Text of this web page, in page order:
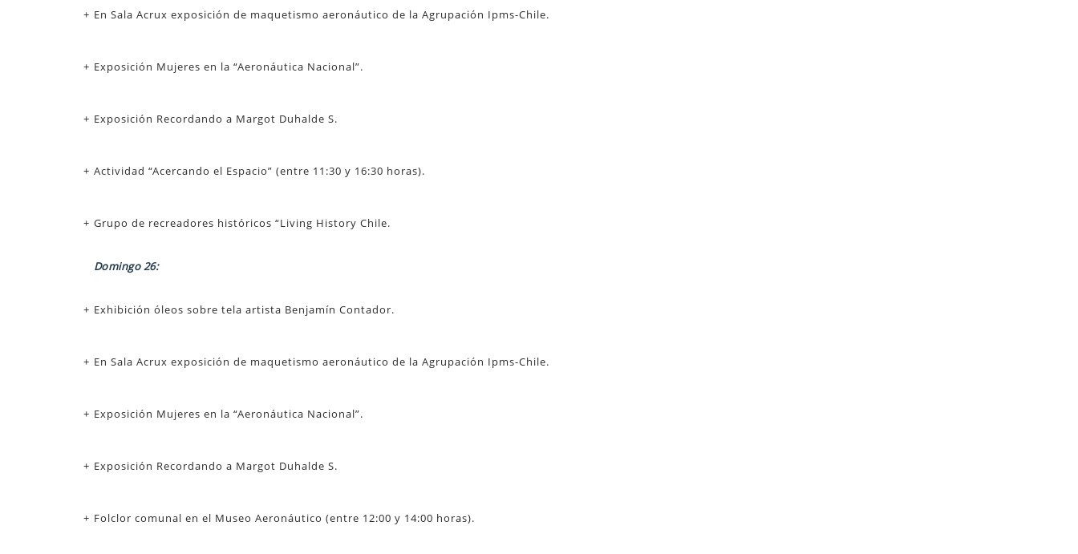
En Sala Acrux exposición de maquetismo aeronáutico de la Agrupación Ipms-Chile.
Exposición Mujeres en la “Aeronáutica Nacional”.
Exposición Recordando a Margot Duhalde S.
Actividad “Acercando el Espacio” (entre 11:30 y 16:30 horas).
Grupo de recreadores históricos “Living History Chile.
Domingo 26:
Exhibición óleos sobre tela artista Benjamín Contador.
En Sala Acrux exposición de maquetismo aeronáutico de la Agrupación Ipms-Chile.
Exposición Mujeres en la “Aeronáutica Nacional”.
Exposición Recordando a Margot Duhalde S.
Folclor comunal en el Museo Aeronáutico (entre 12:00 y 14:00 horas).